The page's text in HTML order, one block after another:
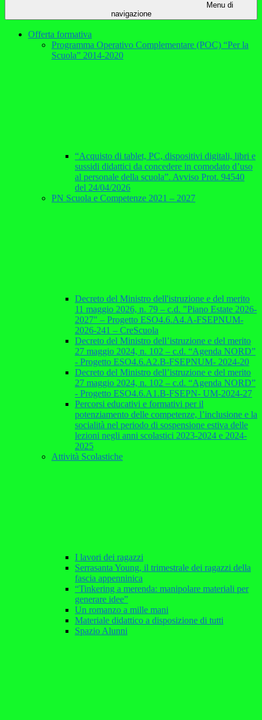
Menu di
navigazione
Offerta formativa
Programma Operativo Complementare (POC) “Per la
Scuola” 2014-2020
“Acquisto di tablet, PC, dispositivi digitali, libri e
sussidi didattici da concedere in comodato d’uso
al personale della scuola”. Avviso Prot. 94540
del 24/04/2026
PN Scuola e Competenze 2021 – 2027
Decreto del Ministro dell'istruzione e del merito
11 maggio 2026, n. 79 – c.d. "Piano Estate 2026-
2027" – Progetto ESO4.6.A4.A-FSEPNUM-
2026-241 – CreScuola
Decreto del Ministro dell’istruzione e del merito
27 maggio 2024, n. 102 – c.d. “Agenda NORD”
- Progetto ESO4.6.A2.B-FSEPNUM- 2024-20
Decreto del Ministro dell’istruzione e del merito
27 maggio 2024, n. 102 – c.d. “Agenda NORD”
- Progetto ESO4.6.A1.B-FSEPN- UM-2024-27
Percorsi educativi e formativi per il
potenziamento delle competenze, l’inclusione e la
socialità nel periodo di sospensione estiva delle
lezioni negli anni scolastici 2023-2024 e 2024-
2025
Attività Scolastiche
I lavori dei ragazzi
Serrasanta Young, il trimestrale dei ragazzi della
fascia appenninica
“Tinkering a merenda: manipolare materiali per
generare idee”
Un romanzo a mille mani
Materiale didattico a disposizione di tutti
Spazio Alunni